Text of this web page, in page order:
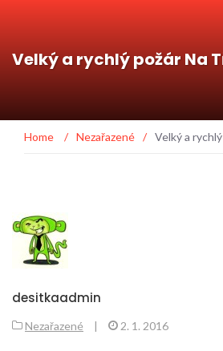
Velký a rychlý požár Na
Home / Nezařazené / Velký a
desitkaadmin
Nezařazené | 2. 1. 2016